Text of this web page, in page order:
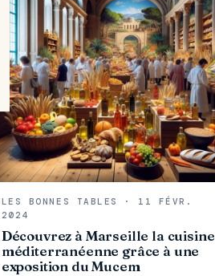
LES BONNES TABLES · 11 FÉVR.
2024
Découvrez à Marseille la cuisine
méditerranéenne grâce à une
exposition du Mucem